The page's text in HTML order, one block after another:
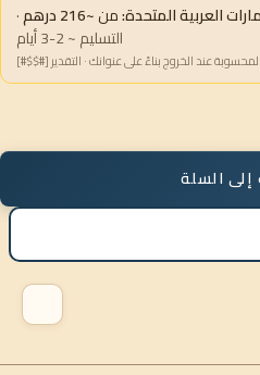
العربية المتحدة:من~216 درهم
·
التسليم ~ 2-3 أيام
عند الخروج بناءً على عنوانك · التقدير [#$$#]
السلة